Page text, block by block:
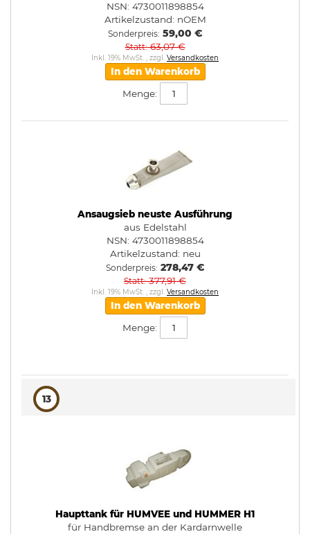
NSN: 4730011898854
Artikelzustand: nOEM
Sonderpreis 59,00 €
Statt 63,07 €
Inkl. 19% MwSt. , zzgl. Versandkosten
In den Warenkorb
Menge:
Ansaugsieb neuste Ausführung
aus Edelstahl
NSN: 4730011898854
Artikelzustand: neu
Sonderpreis 278,47 €
Statt 377,91 €
Inkl. 19% MwSt. , zzgl. Versandkosten
In den Warenkorb
Menge:
13
Haupttank für HUMVEE und HUMMER H1
für Handbremse an der Kardarnwelle